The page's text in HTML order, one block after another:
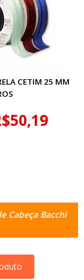
CETIM 25 MM
Cabeça Bacchi